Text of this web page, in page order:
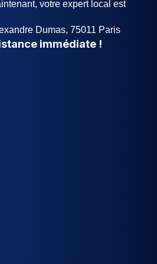
votre expert local est
Dumas, 75011 Paris
immédiate !